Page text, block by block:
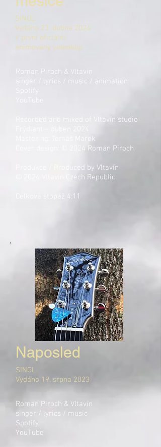
SINGL
Vydáno 23. dubna 2024
+ první oficiální
animovaný videoklip
Roman Piroch & Vltavín
singer / lyrics / music / animation
Spotify
Recorded and mixed of Vltavín studio
Frýdlant – duben 2024
Mastering: Tomáš Marek
Cover design: © 2024 Roman Piroch
Produkce / Produced by Vltavín
© 2024 Vltavín Czech Republic
Celková stopáž 4:11
Naposled
SINGL
Vydáno 19. srpna 2023
Roman Piroch & Vltavín
singer / lyrics / music
Spotify
YouTube